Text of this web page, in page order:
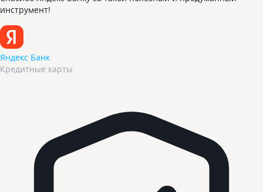
инструмент!
Яндекс Банк
Кредитные карты